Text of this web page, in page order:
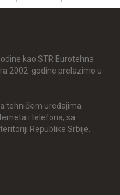
kao STR Eurotehna
2002. godine prelazimo u
tehničkim uređajima
i telefona, sa
Republike Srbije.